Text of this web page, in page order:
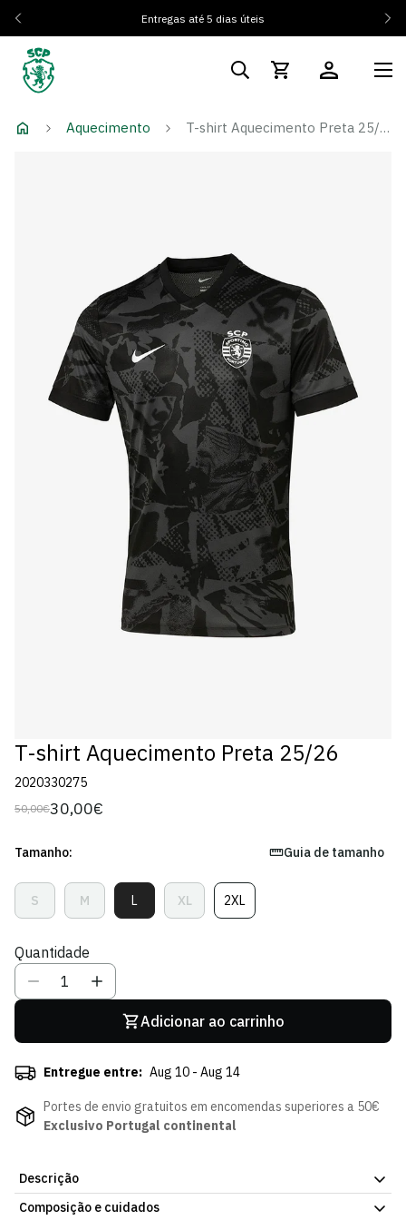
Entregas até 5 dias úteis
Aquecimento T-shirt Aquecimento Preta 25/26
T-shirt Aquecimento Preta 25/26
2020330275
Preço
50,00€
Preço
venda
30,00€
Tamanho: Guia de tamanho
SVariante
Esgotada
Indisponível
MVariante
Esgotada
Indisponível
LVariante
Esgotada
XL
Variante
Esgotada
2XLVariante
Esgotada
Quantidade
Adicionar ao carrinho
Entregue entre: Aug 10 - Aug 14
Portes de envio gratuitos em encomendas superiores a 50€
Exclusivo Portugal continental
Descrição
Prepara-te como os jogadores do Sporting CP com a T-
Composição e cuidados